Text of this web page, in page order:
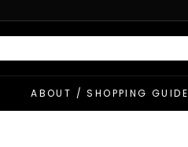
ABOUT / SHOPPING GUIDE